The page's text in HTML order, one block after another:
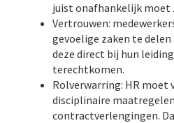
juist onafhankelijk moet
Vertrouwen:
gevoelige zaken te
deze direct bij hun
terechtkomen.
Rolverwarring: HR moet
disciplinaire
contractverlengingen.